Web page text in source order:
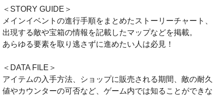
＜STORY GUIDE＞
メインイベントの進行手順をまとめたストーリーチャート、
出現する敵や宝箱の情報を記載したマップなどを掲載。
あらゆる要素を取り逃さずに進めたい人は必見！
＜DATA FILE＞
アイテムの入手方法、ショップに販売される期間、敵の耐久
値やカウンターの可否など、ゲーム内では知ることができな